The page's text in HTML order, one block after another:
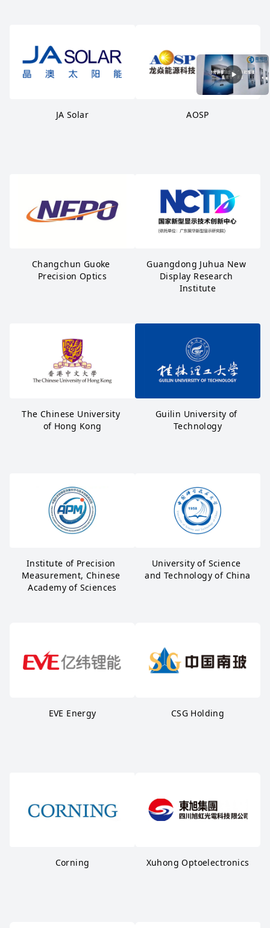
JA Solar AOSP
Changchun Guoke
Precision Optics
Guangdong Juhua New
Display Research
Institute
The Chinese University
of Hong Kong
Guilin University of
Technology
Institute of Precision
Measurement, Chinese
Academy of Sciences
University of Science
and Technology of China
EVE Energy CSG Holding
Corning Xuhong Optoelectronics